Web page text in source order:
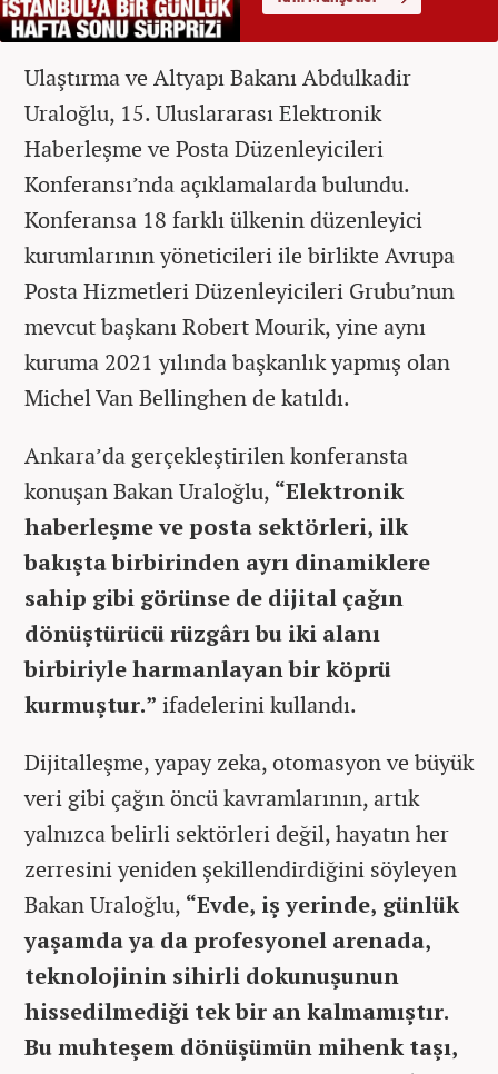
Ulaştırma ve Altyapı Bakanı Abdulkadir
Uraloğlu, 15. Uluslararası Elektronik
Haberleşme ve Posta Düzenleyicileri
Konferansı’nda açıklamalarda bulundu.
Konferansa 18 farklı ülkenin düzenleyici
kurumlarının yöneticileri ile birlikte Avrupa
Posta Hizmetleri Düzenleyicileri Grubu’nun
mevcut başkanı Robert Mourik, yine aynı
kuruma 2021 yılında başkanlık yapmış olan
Michel Van Bellinghen de katıldı.
Ankara’da gerçekleştirilen konferansta
konuşan Bakan Uraloğlu, “Elektronik
haberleşme ve posta sektörleri, ilk
bakışta birbirinden ayrı dinamiklere
sahip gibi görünse de dijital çağın
dönüştürücü rüzgârı bu iki alanı
birbiriyle harmanlayan bir köprü
kurmuştur.” ifadelerini kullandı.
Dijitalleşme, yapay zeka, otomasyon ve büyük
veri gibi çağın öncü kavramlarının, artık
yalnızca belirli sektörleri değil, hayatın her
zerresini yeniden şekillendirdiğini söyleyen
Bakan Uraloğlu, “Evde, iş yerinde, günlük
yaşamda ya da profesyonel arenada,
teknolojinin sihirli dokunuşunun
hissedilmediği tek bir an kalmamıştır.
Bu muhteşem dönüşümün mihenk taşı,